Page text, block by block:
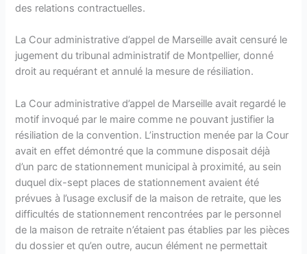
des relations contractuelles.
La Cour administrative d’appel de Marseille avait censuré le
jugement du tribunal administratif de Montpellier, donné
droit au requérant et annulé la mesure de résiliation.
La Cour administrative d’appel de Marseille avait regardé le
motif invoqué par le maire comme ne pouvant justifier la
résiliation de la convention. L’instruction menée par la Cour
avait en effet démontré que la commune disposait déjà
d’un parc de stationnement municipal à proximité, au sein
duquel dix-sept places de stationnement avaient été
prévues à l’usage exclusif de la maison de retraite, que les
difficultés de stationnement rencontrées par le personnel
de la maison de retraite n’étaient pas établies par les pièces
du dossier et qu’en outre, aucun élément ne permettait